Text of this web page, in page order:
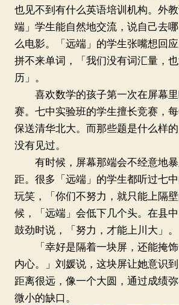
也见不到有什么英语培训机构。外
端」学生能自然地交流，说自己去
么电影。「远端」的学生张嘴想回
拼不来单词，「我们没有词汇量，
历」。
喜欢数学的孩子第一次在屏幕里
赛。七中实验班的学生擅长竞赛，
保送清华北大。而那些题是什么样
没有见过。
有时候，屏幕那端会不经意地暴
距。很多「远端」的学生都听过七
玩笑，「你们不努力，就只能上隔
候，「远端」会低下几个头。在县
鼓劲时说，「努力，才能上川大」。
「幸好是隔着一块屏，还能掩饰
内心。」刘媛说，这块屏让她意识
距离很远，像一个大圆，通过成绩
微小的缺口。